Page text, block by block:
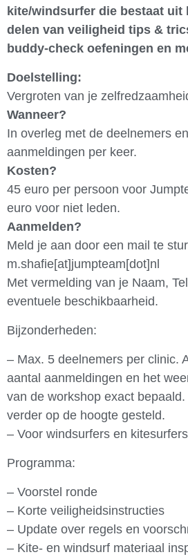
kite/windsurfer die bestaat uit
delen van veiligheid tips &
buddy-check oefeningen en
Doelstelling:
Vergroten van je
Wanneer?
In overleg met de deelnemers
aanmeldingen per keer.
Kosten?
45 euro per persoon voor
euro voor niet leden.
Aanmelden?
Meld je aan door een mail te
m.shafie[at]jumpteam[dot]nl
Met vermelding van je Naam,
eventuele beschikbaarheid.
Bijzonderheden:
– Max. 5 deelnemers per clinic.
aantal aanmeldingen en het
van de workshop exact bepaald.
verder op de hoogte gesteld.
– Voor windsurfers en
Programma:
– Voorstel ronde
– Korte veiligheidsinstructies
– Update over regels en
– Kite- en windsurf materiaal